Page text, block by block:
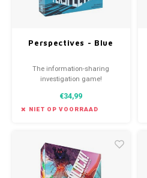
Perspectives - Blue
The information-sharing
investigation game!
€34,99
NIET OP VOORRAAD